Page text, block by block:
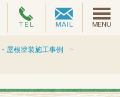
屋根塗装施工事例